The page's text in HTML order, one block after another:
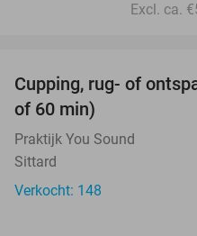
Excl. ca.
Cupping, rug- of
of 60 min)
Praktijk You Sound
Sittard
Verkocht: 148